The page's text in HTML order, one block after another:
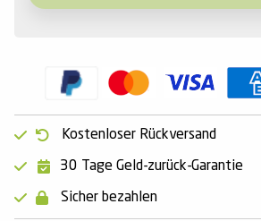
Kostenloser Rückversand
30 Tage Geld-zurück-Garantie
Sicher bezahlen